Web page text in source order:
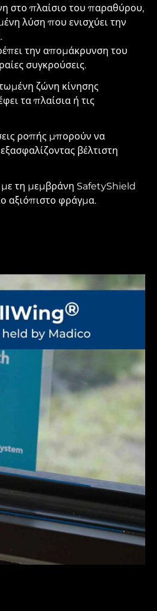
στο πλαίσιο του παραθύρου,
λύση που ενισχύει την
την απομάκρυνση του
συγκρούσεις.
ζώνη κίνησης
τα πλαίσια ή τις
ροπής μπορούν να
βέλτιστη
με τη μεμβράνη SafetyShield
αξιόπιστο φράγμα.